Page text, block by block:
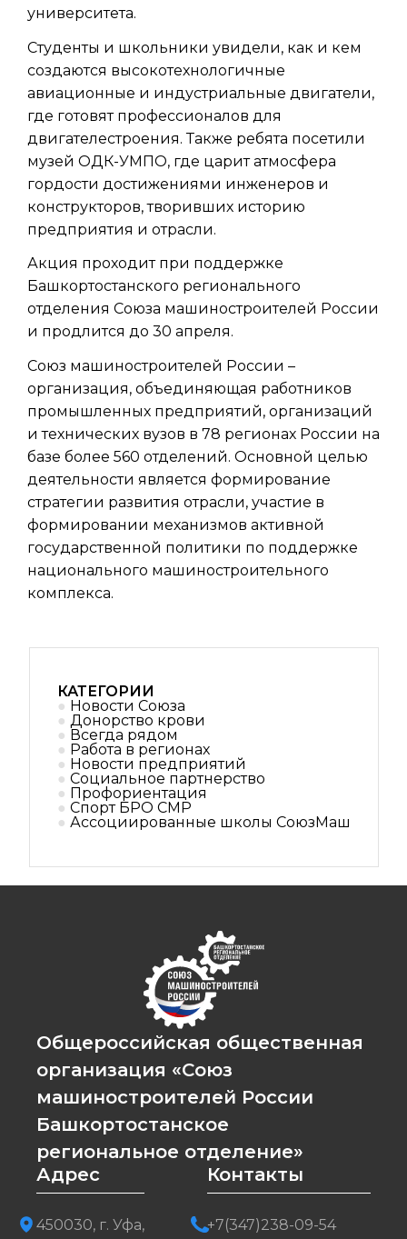
университета.
Студенты и школьники увидели, как и кем
создаются высокотехнологичные
авиационные и индустриальные двигатели,
где готовят профессионалов для
двигателестроения. Также ребята посетили
музей ОДК-УМПО, где царит атмосфера
гордости достижениями инженеров и
конструкторов, творивших историю
предприятия и отрасли.
Акция проходит при поддержке
Башкортостанского регионального
отделения Союза машиностроителей России
и продлится до 30 апреля.
Союз машиностроителей России –
организация, объединяющая работников
промышленных предприятий, организаций
и технических вузов в 78 регионах России на
базе более 560 отделений. Основной целью
деятельности является формирование
стратегии развития отрасли, участие в
формировании механизмов активной
государственной политики по поддержке
национального машиностроительного
комплекса.
КАТЕГОРИИ
Новости Союза
Донорство крови
Всегда рядом
Работа в регионах
Новости предприятий
Социальное партнерствo
Профориентация
Спорт БРО СМР
Ассоциированные школы СоюзМаш
Общероссийская общественная
организация «Союз
машиностроителей России
Башкортостанское
региональное отделение»
Адрес
450030, г. Уфа,
Контакты
+7(347)238-09-54